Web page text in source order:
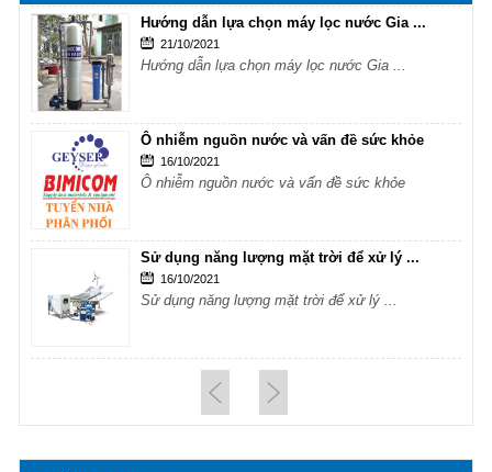
Hướng dẫn lựa chọn máy lọc nước Gia ...
21/10/2021
Hướng dẫn lựa chọn máy lọc nước Gia ...
Ô nhiễm nguồn nước và vấn đề sức khỏe
16/10/2021
Ô nhiễm nguồn nước và vấn đề sức khỏe
Sử dụng năng lượng mặt trời để xử lý ...
16/10/2021
Sử dụng năng lượng mặt trời để xử lý ...
Hướng dẫn lựa chọn máy lọc nước Gia ...
21/10/2021
Hướng dẫn lựa chọn máy lọc nước Gia ...